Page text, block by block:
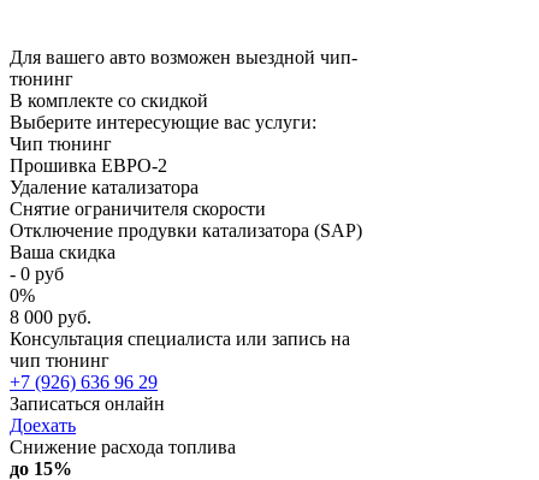
Для вашего авто возможен выездной чип-
тюнинг
В комплекте со скидкой
Выберите интересующие вас услуги:
Чип тюнинг
Прошивка ЕВРО-2
Удаление катализатора
Снятие ограничителя скорости
Отключение продувки катализатора (SAP)
Ваша скидка
- 0 руб
0%
8 000 руб.
Консультация специалиста или запись на
чип тюнинг
+7 (926) 636 96 29
Записаться онлайн
Доехать
Снижение расхода топлива
до 15%